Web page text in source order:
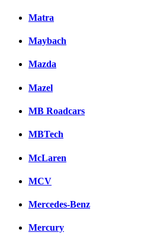
Matra
Maybach
Mazda
Mazel
MB Roadcars
MBTech
McLaren
MCV
Mercedes-Benz
Mercury